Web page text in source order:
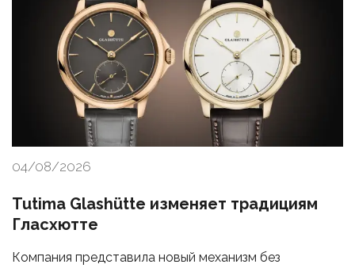
04/08/2026
Tutima Glashütte изменяет традициям
Гласхютте
Компания представила новый механизм без